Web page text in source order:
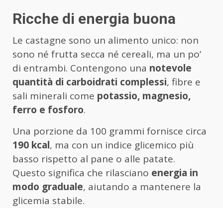
Ricche di energia buona
Le castagne sono un alimento unico: non
sono né frutta secca né cereali, ma un po’
di entrambi. Contengono una notevole
quantità di carboidrati complessi, fibre e
sali minerali come potassio, magnesio,
ferro e fosforo.
Una porzione da 100 grammi fornisce circa
190 kcal, ma con un indice glicemico più
basso rispetto al pane o alle patate.
Questo significa che rilasciano energia in
modo graduale, aiutando a mantenere la
glicemia stabile.